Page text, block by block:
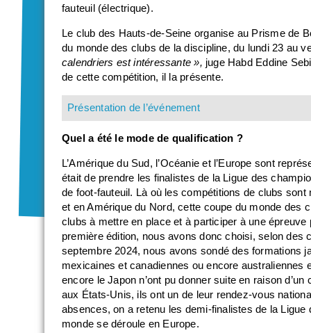
fauteuil (électrique).
Le club des Hauts-de-Seine organise au Prisme de
du monde des clubs de la discipline, du lundi 23 au
calendriers est intéressante », juge Habd Eddine
de cette compétition, il la présente.
Présentation de l’événement
Quel a été le mode de qualification ?
L’Amérique du Sud, l’Océanie et l’Europe sont
était de prendre les finalistes de la Ligue des
de foot-fauteuil. Là où les compétitions de clubs
et en Amérique du Nord, cette coupe du monde des
clubs à mettre en place et à participer à une
première édition, nous avons donc choisi, selon des
septembre 2024, nous avons sondé des formations
mexicaines et canadiennes ou encore australiennes
encore le Japon n’ont pu donner suite en raison
aux États-Unis, ils ont un de leur rendez-vous
absences, on a retenu les demi-finalistes de la
monde se déroule en Europe.